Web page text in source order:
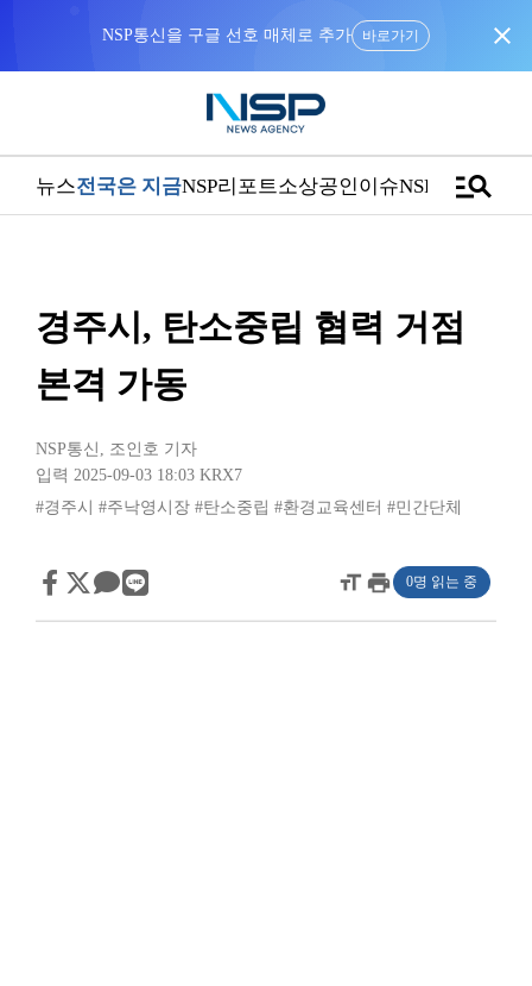
NSP통신을 구글 선호 매체로 추가 바로가기 close
뉴스전국은 지금NSP리포트소상공인이슈NSPTVmanage_search
경주시, 탄소중립 협력 거점
본격 가동
NSP통신 , 조인호 기자
입력 2025-09-03 18:03 KRX7
#경주시
#주낙영시장 #탄소중립 #환경교육센터 #민간단체
format_sizeprint 0명 읽는 중